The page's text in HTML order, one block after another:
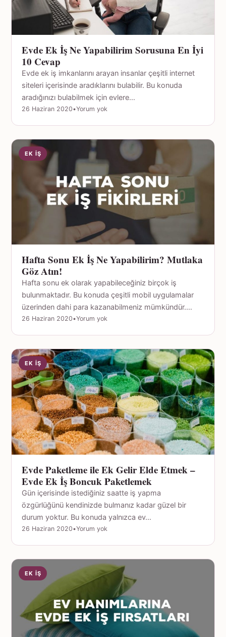
Evde Ek İş Ne Yapabilirim Sorusuna En İyi
10 Cevap
Evde ek iş imkanlarını arayan insanlar çeşitli internet
siteleri içerisinde aradıklarını bulabilir. Bu konuda
aradığınızı bulabilmek için evlere…
26 Haziran 2020•Yorum yok
EK İŞ
Hafta Sonu Ek İş Ne Yapabilirim? Mutlaka
Göz Atın!
Hafta sonu ek olarak yapabileceğiniz birçok iş
bulunmaktadır. Bu konuda çeşitli mobil uygulamalar
üzerinden dahi para kazanabilmeniz mümkündür.…
26 Haziran 2020•Yorum yok
EK İŞ
Evde Paketleme ile Ek Gelir Elde Etmek –
Evde Ek İş Boncuk Paketlemek
Gün içerisinde istediğiniz saatte iş yapma
özgürlüğünü kendinizde bulmanız kadar güzel bir
durum yoktur. Bu konuda yalnızca ev…
26 Haziran 2020•Yorum yok
EK İŞ